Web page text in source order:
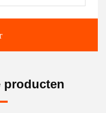
producten